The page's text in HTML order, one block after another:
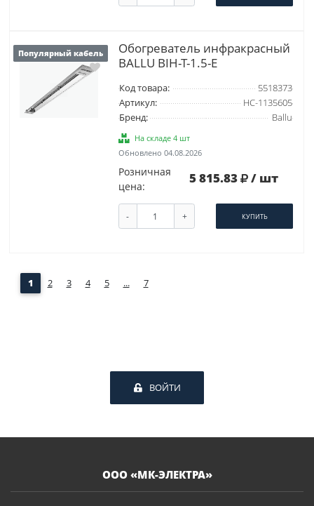
Популярный кабель
Обогреватель инфракрасный
BALLU BIH-T-1.5-E
Код товара:
5518373
Артикул:
НС-1135605
Бренд:
Ballu
На складе 4 шт
Обновлено 04.08.2026
Розничная
цена:
5 815.83 / шт
- + КУПИТЬ
1 2 3 4 5 ... 7
ВОЙТИ
ООО «МК-ЭЛЕКТРА»